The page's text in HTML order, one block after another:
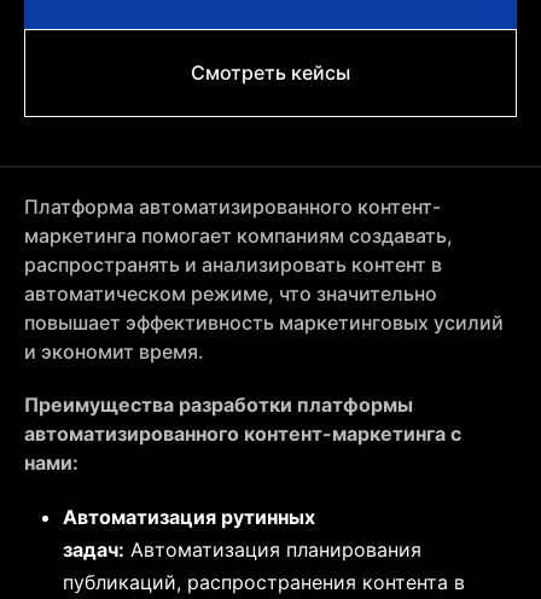
Смотреть кейсы
Платформа автоматизированного контент-
маркетинга помогает компаниям создавать,
распространять и анализировать контент в
автоматическом режиме, что значительно
повышает эффективность маркетинговых усилий
и экономит время.
Преимущества разработки платформы
автоматизированного контент-маркетинга с
нами:
Автоматизация рутинных
задач: Автоматизация планирования
публикаций, распространения контента в